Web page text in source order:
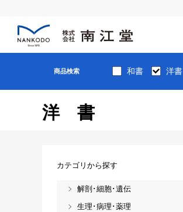
商品検索 和書 洋書
洋書
カテゴリから探す
解剖･細胞･遺伝
生理･病理･薬理